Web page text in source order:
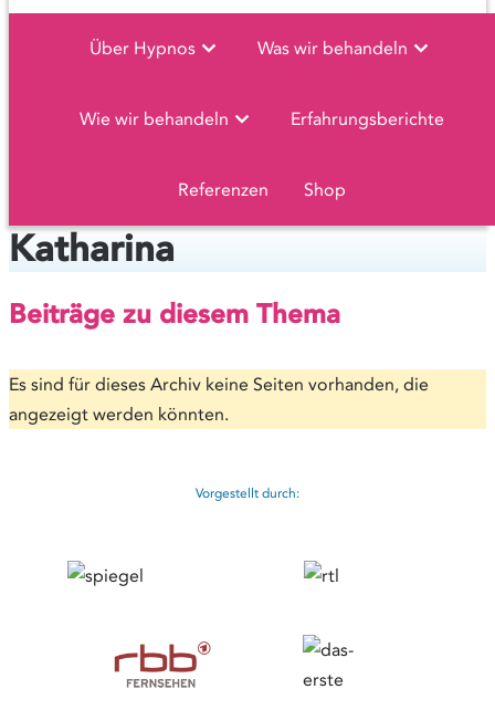
Über Hypnos Was wir behandeln
Wie wir behandeln Erfahrungsberichte
Referenzen Shop
Katharina
Beiträge zu diesem Thema
Es sind für dieses Archiv keine Seiten vorhanden, die
angezeigt werden könnten.
Vorgestellt durch: